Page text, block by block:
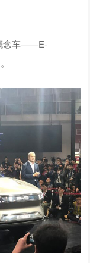
念车——E-